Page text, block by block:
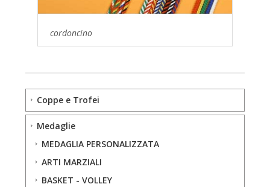
cordoncino
Coppe e Trofei
Medaglie
MEDAGLIA PERSONALIZZATA
ARTI MARZIALI
BASKET - VOLLEY